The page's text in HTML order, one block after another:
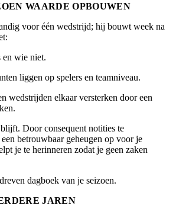
WAARDE OPBOUWEN
voor één wedstrijd; hij bouwt week na
en wie niet.
liggen op spelers en teamniveau.
wedstrijden elkaar versterken door een
Door consequent notities te
betrouwbaar geheugen op voor je
je te herinneren zodat je geen zaken
dagboek van je seizoen.
JAREN